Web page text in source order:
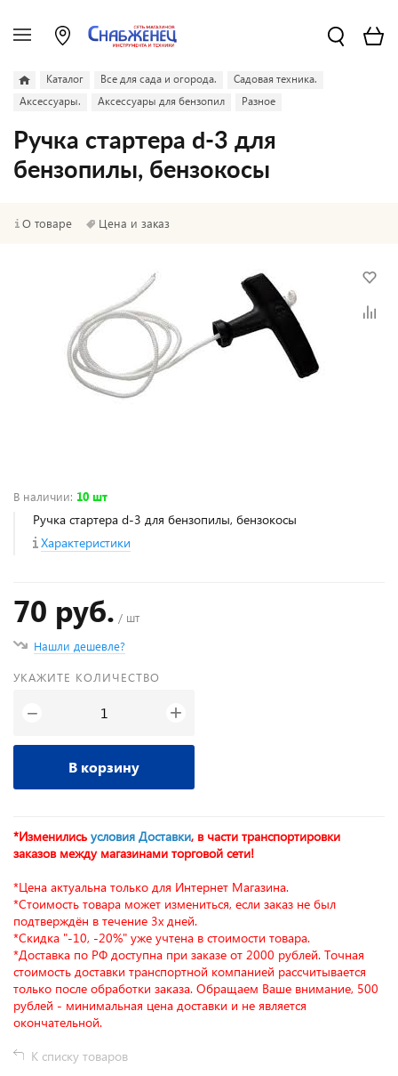
Каталог Все для сада и огорода.
Садовая техника.
Аксессуары.
Аксессуары для бензопил Разное
Ручка стартера d-3 для
бензопилы, бензокосы
О товаре Цена и заказ
В наличии: 10 шт
Ручка стартера d-3 для бензопилы, бензокосы
Характеристики
70 руб. / шт
Нашли дешевле?
УКАЖИТЕ КОЛИЧЕСТВО
− +
В корзину
*Изменились условия Доставки, в части транспортировки
заказов между магазинами торговой сети!
*Цена актуальна только для Интернет Магазина.
*Стоимость товара может измениться, если заказ не был
подтверждён в течение 3х дней.
*Скидка "-10, -20%" уже учтена в стоимости товара.
*Доставка по РФ доступна при заказе от 2000 рублей. Точная
стоимость доставки транспортной компанией рассчитывается
только после обработки заказа. Обращаем Ваше внимание, 500
рублей - минимальная цена доставки и не является
окончательной.
К списку товаров